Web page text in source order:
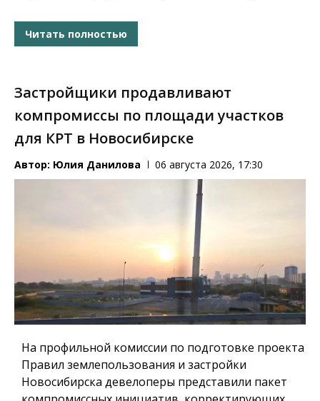
Читать полностью
Застройщики продавливают
компромиссы по площади участков
для КРТ в Новосибирске
Автор: Юлия Данилова 06 августа 2026, 17:30
На профильной комиссии по подготовке проекта
Правил землепользования и застройки
Новосибирска девелоперы представили пакет